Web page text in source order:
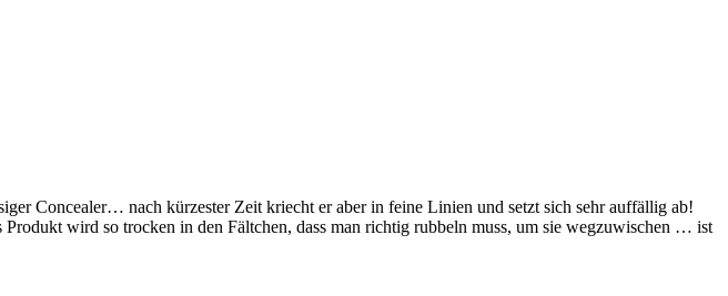
Concealer… nach kürzester Zeit kriecht er aber in feine Linien und setzt sich sehr auffällig ab!
wird so trocken in den Fältchen, dass man richtig rubbeln muss, um sie wegzuwischen … ist